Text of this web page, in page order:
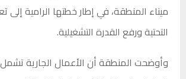
ميناء المنطقة، في إطار خطتها الرامية إلى
التحتية ورفع القدرة التشغيلية.
وأوضحت المنطقة أن الأعمال الجارية